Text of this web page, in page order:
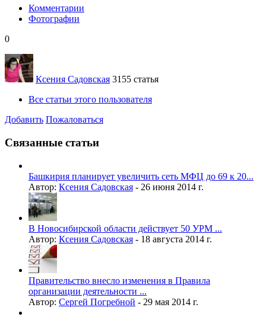
Комментарии
Фотографии
0
Ксения Садовская 3155 статья
Все статьи этого пользователя
Добавить Пожаловаться
Связанные статьи
Башкирия планирует увеличить сеть МФЦ до 69 к 20...
Автор: Ксения Садовская - 26 июня 2014 г.
В Новосибирской области действует 50 УРМ ...
Автор: Ксения Садовская - 18 августа 2014 г.
Правительство внесло изменения в Правила
организации деятельности ...
Автор: Сергей Погребной - 29 мая 2014 г.